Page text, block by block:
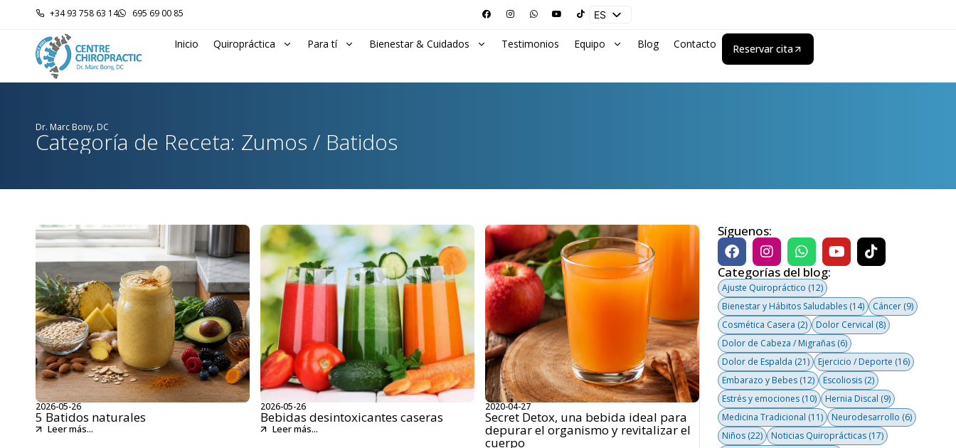
+34 93 758 63 14 695 69 00 85
ES
Inicio Quiropráctica Para tí Bienestar & Cuidados Testimonios Equipo Blog Contacto Reservar cita
Dr. Marc Bony, DC
Categoría de Receta: Zumos / Batidos
2026-05-26
5 Batidos naturales
Leer más...
2026-05-26
Bebidas desintoxicantes caseras
Leer más...
2020-04-27
Secret Detox, una bebida ideal para
depurar el organismo y revitalizar el
cuerpo
Síguenos:
Categorías del blog:
Ajuste Quiropráctico (12)
Bienestar y Hábitos Saludables (14) Cáncer (9)
Cosmética Casera (2) Dolor Cervical (8)
Dolor de Cabeza / Migrañas (6)
Dolor de Espalda (21) Ejercicio / Deporte (16)
Embarazo y Bebes (12) Escoliosis (2)
Estrés y emociones (10) Hernia Discal (9)
Medicina Tradicional (11) Neurodesarrollo (6)
Niños (22) Noticias Quiroprácticas (17)